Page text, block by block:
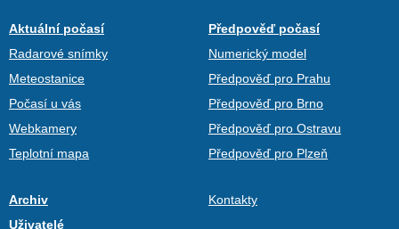
Aktuální počasí
Radarové snímky
Meteostanice
Počasí u vás
Webkamery
Teplotní mapa
Předpověď počasí
Numerický model
Předpověď pro Prahu
Předpověď pro Brno
Předpověď pro Ostravu
Předpověď pro Plzeň
Archiv
Uživatelé
Kontakty